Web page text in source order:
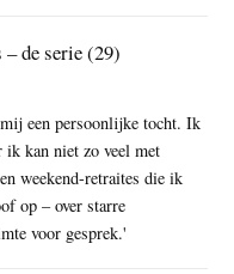
– de serie (29)
een persoonlijke tocht. Ik
ik kan niet zo veel met
weekend-retraites die ik
op – over starre
voor gesprek.'